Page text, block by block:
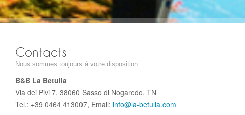
Contacts
Nous sommes toujours à votre disposition
B&B La Betulla
Via dei Pivi 7, 38060 Sasso di Nogaredo, TN
Tel.: +39 0464 413007, Email: info@la-betulla.com